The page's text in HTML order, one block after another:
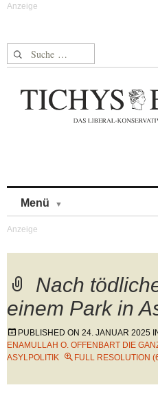
Suche nach:
Menü
Nach
einem Park in
PUBLISHED ON 24. JANUAR 2025
ENAMULLAH O. OFFENBART DIE
ASYLPOLITIK
FULL RESOLUTION